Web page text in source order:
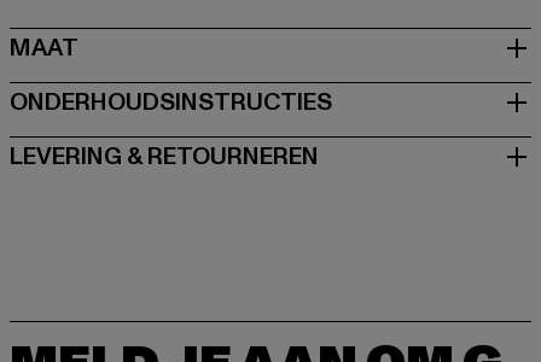
MAAT
ONDERHOUDSINSTRUCTIES
LEVERING & RETOURNEREN